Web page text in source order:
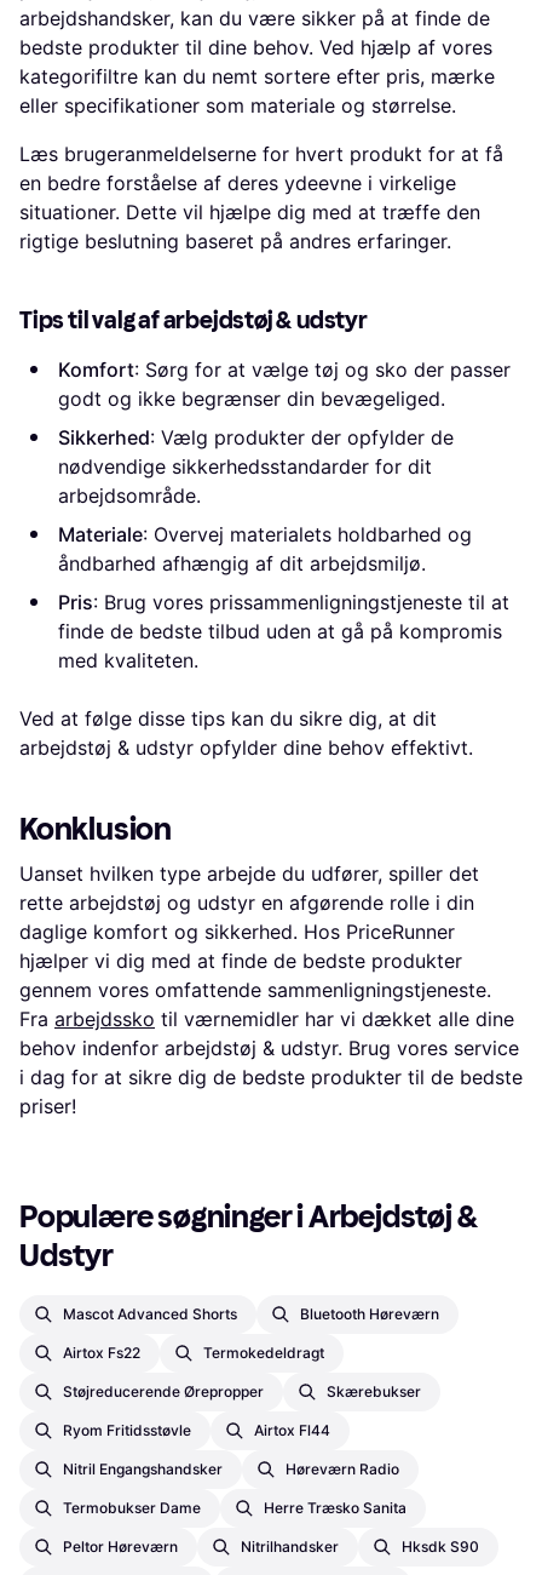
arbejdshandsker, kan du være sikker på at finde de
bedste produkter til dine behov. Ved hjælp af vores
kategorifiltre kan du nemt sortere efter pris, mærke
eller specifikationer som materiale og størrelse.
Læs brugeranmeldelserne for hvert produkt for at få
en bedre forståelse af deres ydeevne i virkelige
situationer. Dette vil hjælpe dig med at træffe den
rigtige beslutning baseret på andres erfaringer.
Tips til valg af arbejdstøj & udstyr
Komfort: Sørg for at vælge tøj og sko der passer
godt og ikke begrænser din bevægeliged.
Sikkerhed: Vælg produkter der opfylder de
nødvendige sikkerhedsstandarder for dit
arbejdsområde.
Materiale: Overvej materialets holdbarhed og
åndbarhed afhængig af dit arbejdsmiljø.
Pris: Brug vores prissammenligningstjeneste til at
finde de bedste tilbud uden at gå på kompromis
med kvaliteten.
Ved at følge disse tips kan du sikre dig, at dit
arbejdstøj & udstyr opfylder dine behov effektivt.
Konklusion
Uanset hvilken type arbejde du udfører, spiller det
rette arbejdstøj og udstyr en afgørende rolle i din
daglige komfort og sikkerhed. Hos PriceRunner
hjælper vi dig med at finde de bedste produkter
gennem vores omfattende sammenligningstjeneste.
Fra arbejdssko til værnemidler har vi dækket alle dine
behov indenfor arbejdstøj & udstyr. Brug vores service
i dag for at sikre dig de bedste produkter til de bedste
priser!
Populære søgninger i Arbejdstøj &
Udstyr
Mascot Advanced Shorts Bluetooth Høreværn
Airtox Fs22 Termokedeldragt
Støjreducerende Ørepropper Skærebukser
Ryom Fritidsstøvle Airtox Fl44
Nitril Engangshandsker Høreværn Radio
Termobukser Dame Herre Træsko Sanita
Peltor Høreværn Nitrilhandsker Hksdk S90